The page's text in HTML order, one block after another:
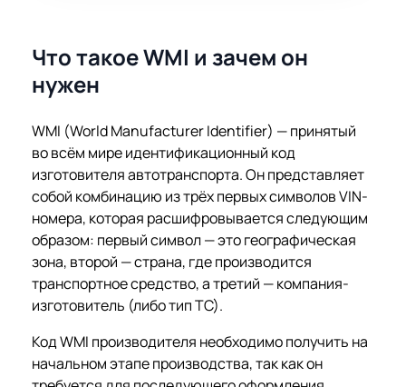
Что такое WMI и зачем он
нужен
WMI (World Manufacturer Identifier) — принятый
во всём мире идентификационный код
изготовителя автотранспорта. Он представляет
собой комбинацию из трёх первых символов VIN-
номера, которая расшифровывается следующим
образом: первый символ — это географическая
зона, второй — страна, где производится
транспортное средство, а третий — компания-
изготовитель (либо тип ТС).
Код WMI производителя необходимо получить на
начальном этапе производства, так как он